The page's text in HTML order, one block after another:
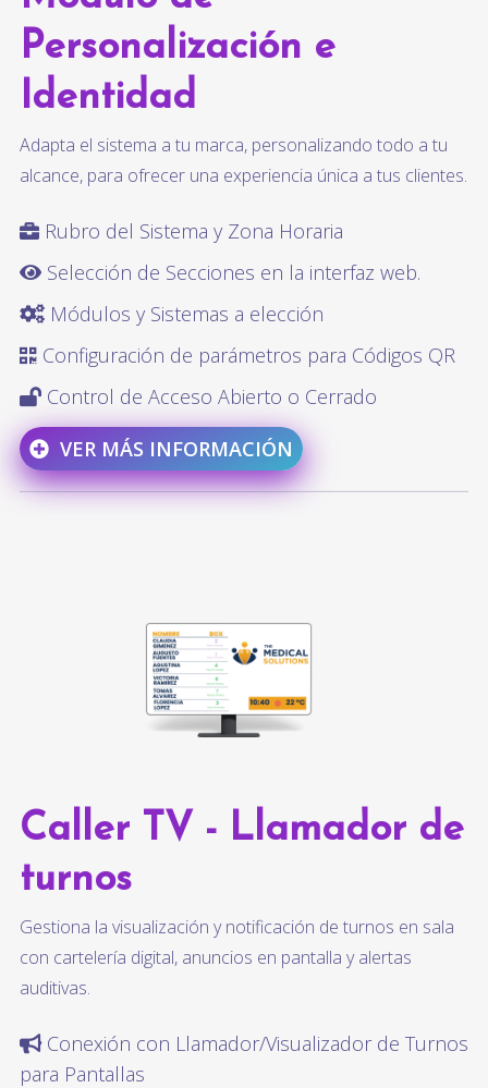
Personalización e
Identidad
Adapta el sistema a tu marca, personalizando todo a tu
alcance, para ofrecer una experiencia única a tus clientes.
Rubro del Sistema y Zona Horaria
Selección de Secciones en la interfaz web.
Módulos y Sistemas a elección
Configuración de parámetros para Códigos QR
Control de Acceso Abierto o Cerrado
VER MÁS INFORMACIÓN
Caller TV - Llamador de
turnos
Gestiona la visualización y notificación de turnos en sala
con cartelería digital, anuncios en pantalla y alertas
auditivas.
Conexión con Llamador/Visualizador de Turnos
para Pantallas